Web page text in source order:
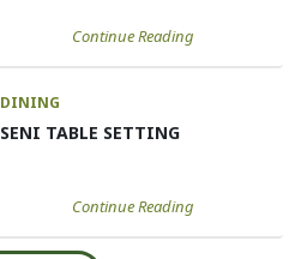
Continue Reading
DINING
SENI TABLE SETTING
Continue Reading